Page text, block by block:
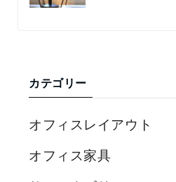
カテゴリー
オフィスレイアウト
オフィス家具